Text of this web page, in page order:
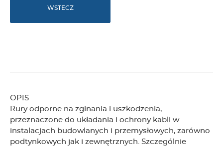
WSTECZ
OPIS
Rury odporne na zginania i uszkodzenia,
przeznaczone do układania i ochrony kabli w
instalacjach budowlanych i przemysłowych, zarówno
podtynkowych jak i zewnętrznych. Szczególnie